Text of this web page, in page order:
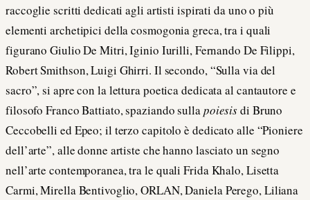
raccoglie scritti dedicati agli artisti ispirati da uno o più
elementi archetipici della cosmogonia greca, tra i quali
figurano Giulio De Mitri, Iginio Iurilli, Fernando De Filippi,
Robert Smithson, Luigi Ghirri. Il secondo, “Sulla via del
sacro”, si apre con la lettura poetica dedicata al cantautore e
filosofo Franco Battiato, spaziando sullapoiesisdi Bruno
Ceccobelli ed Epeo; il terzo capitolo è dedicato alle “Pioniere
dell’arte”, alle donne artiste che hanno lasciato un segno
nell’arte contemporanea, tra le quali Frida Khalo, Lisetta
Carmi, Mirella Bentivoglio, ORLAN, Daniela Perego, Liliana